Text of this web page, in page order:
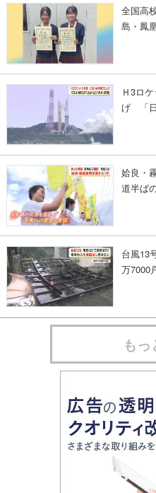
全国高
島・鳳
Ｈ3ロ
げ 「日
姶良・
道半ば
台風13
万7000
も